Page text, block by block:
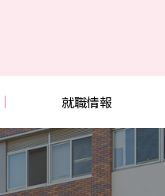
就職情報